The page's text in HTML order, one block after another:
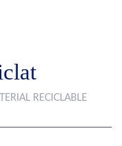
RECICLABLE